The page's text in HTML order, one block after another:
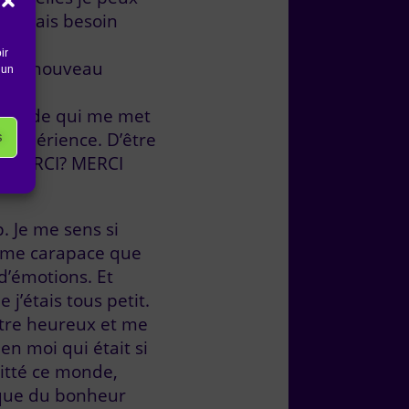
besoin
un nouveau
qui me met
D’être
MERCI
Je me sens si
carapace que
Et
j’étais tous petit.
heureux et me
moi qui était si
ce monde,
du bonheur